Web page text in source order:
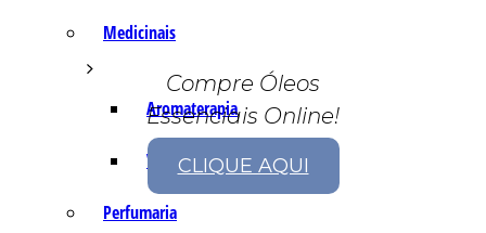
Medicinais
Aromaterapia
Veterinária
Perfumaria
Compre Óleos
Essenciais Online!
CLIQUE AQUI